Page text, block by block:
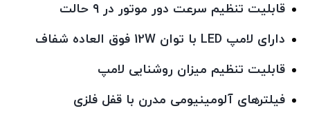
قابلیت تنظیم سرعت دور موتور در ۹ حالت
دارای لامپ LED با توان 12W فوق العاده شفاف
قابلیت تنظیم میزان روشنایی لامپ
فیلترهای آلومینیومی مدرن با قفل فلزی